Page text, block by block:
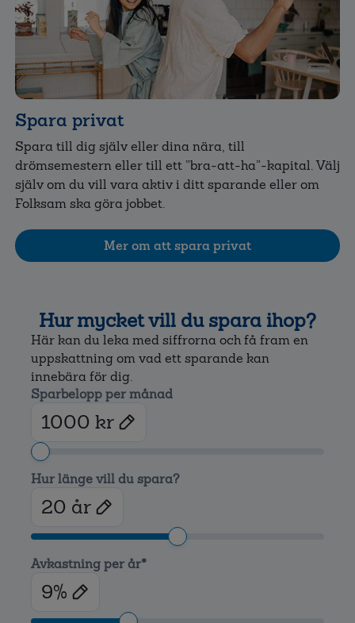
Spara privat
Spara till dig själv eller dina nära, till
drömsemestern eller till ett ”bra-att-ha”-kapital. Välj
själv om du vill vara aktiv i ditt sparande eller om
Folksam ska göra jobbet.
Mer om att spara privat
Hur mycket vill du spara ihop?
Här kan du leka med siffrorna och få fram en
uppskattning om vad ett sparande kan
innebära för dig.
Sparbelopp per månad
kr
Hur länge vill du spara?
år
Avkastning per år*
%